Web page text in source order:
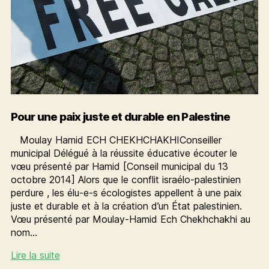
Pour une paix juste et durable en Palestine
Moulay Hamid ECH CHEKHCHAKHIConseiller
municipal Délégué à la réussite éducative écouter le
vœu présenté par Hamid [Conseil municipal du 13
octobre 2014] Alors que le conflit israélo-palestinien
perdure , les élu-e-s écologistes appellent à une paix
juste et durable et à la création d’un État palestinien.
Vœu présenté par Moulay-Hamid Ech Chekhchakhi au
nom…
Lire la suitePour